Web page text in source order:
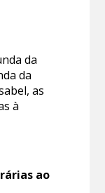
da
da
as
à
ao